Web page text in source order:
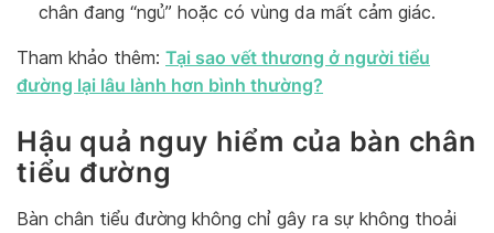
chân đang “ngủ” hoặc có vùng da mất cảm giác.
Tham khảo thêm: Tại sao vết thương ở người tiểu
đường lại lâu lành hơn bình thường?
Hậu quả nguy hiểm của bàn chân
tiểu đường
Bàn chân tiểu đường không chỉ gây ra sự không thoải